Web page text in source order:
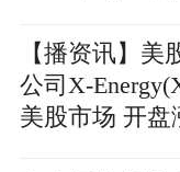
【播资讯】美
公司X-
美股市场 开盘